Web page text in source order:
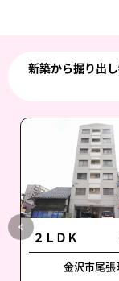
新築から掘り出
２ＬＤＫ
金沢市尾張